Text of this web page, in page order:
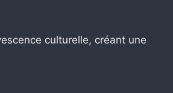
culturelle, créant une